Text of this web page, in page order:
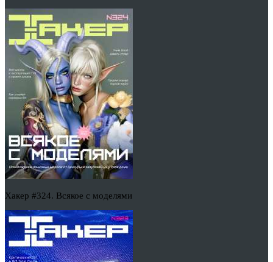
Хакер #324. Всякое с моделями